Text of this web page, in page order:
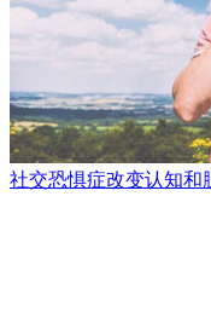
社交恐惧症改变认知和